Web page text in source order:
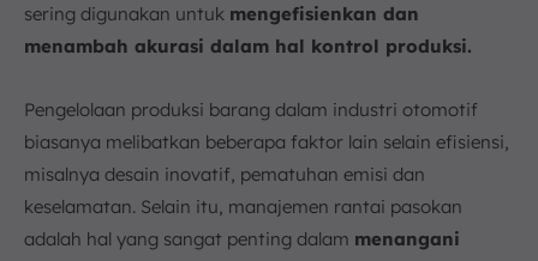
sering digunakan untuk mengefisienkan dan
menambah akurasi dalam hal kontrol produksi.
Pengelolaan produksi barang dalam industri otomotif
biasanya melibatkan beberapa faktor lain selain efisiensi,
misalnya desain inovatif, pematuhan emisi dan
keselamatan. Selain itu, manajemen rantai pasokan
adalah hal yang sangat penting dalam menangani